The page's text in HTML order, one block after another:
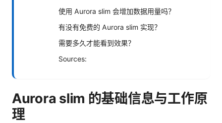
使用 Aurora slim 会增加数据用量吗？
有没有免费的 Aurora slim 实现？
需要多久才能看到效果？
Sources:
Aurora slim 的基础信息与工作原
理